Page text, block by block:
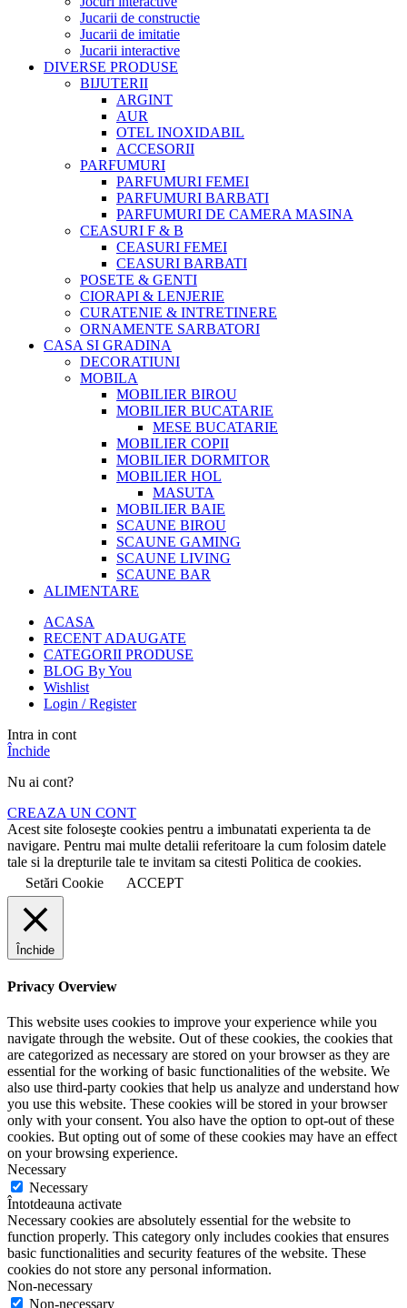
Jucarii de constructie
Jucarii de imitatie
Jucarii interactive
DIVERSE PRODUSE
BIJUTERII
ARGINT
AUR
OTEL INOXIDABIL
ACCESORII
PARFUMURI
PARFUMURI FEMEI
PARFUMURI BARBATI
PARFUMURI DE CAMERA MASINA
CEASURI F & B
CEASURI FEMEI
CEASURI BARBATI
POSETE & GENTI
CIORAPI & LENJERIE
CURATENIE & INTRETINERE
ORNAMENTE SARBATORI
CASA SI GRADINA
DECORATIUNI
MOBILA
MOBILIER BIROU
MOBILIER BUCATARIE
MESE BUCATARIE
MOBILIER COPII
MOBILIER DORMITOR
MOBILIER HOL
MASUTA
MOBILIER BAIE
SCAUNE BIROU
SCAUNE GAMING
SCAUNE LIVING
SCAUNE BAR
ALIMENTARE
ACASA
RECENT ADAUGATE
CATEGORII PRODUSE
BLOG By You
Wishlist
Login / Register
Intra in cont
Închide
Nu ai cont?
CREAZA UN CONT
Acest site foloseşte cookies pentru a imbunatati experienta ta de
navigare. Pentru mai multe detalii referitoare la cum folosim datele
tale si la drepturile tale te invitam sa citesti Politica de cookies.
Setări Cookie
ACCEPT
Închide
Privacy Overview
This website uses cookies to improve your experience while you
navigate through the website. Out of these cookies, the cookies that
are categorized as necessary are stored on your browser as they are
essential for the working of basic functionalities of the website. We
also use third-party cookies that help us analyze and understand how
you use this website. These cookies will be stored in your browser
only with your consent. You also have the option to opt-out of these
cookies. But opting out of some of these cookies may have an effect
on your browsing experience.
Necessary
Necessary
Întotdeauna activate
Necessary cookies are absolutely essential for the website to
function properly. This category only includes cookies that ensures
basic functionalities and security features of the website. These
cookies do not store any personal information.
Non-necessary
Non-necessary